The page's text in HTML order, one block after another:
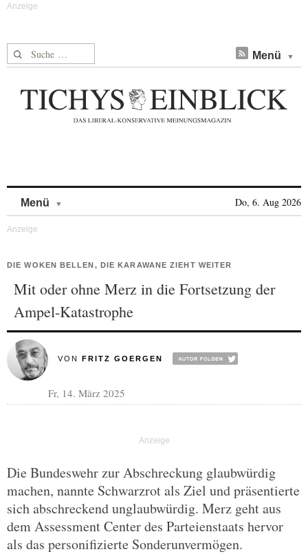
Suche nach: Menü
Menü Do, 6. Aug 2026
DIE WOKEN BELLEN, DIE KARAWANE ZIEHT WEITER
Mit oder ohne Merz in die Fortsetzung der
Ampel-Katastrophe
VON FRITZ GOERGEN
Fr, 14. März 2025
Die Bundeswehr zur Abschreckung glaubwürdig
machen, nannte Schwarzrot als Ziel und präsentierte
sich abschreckend unglaubwürdig. Merz geht aus
dem Assessment Center des Parteienstaats hervor
als das personifizierte Sonderunvermögen.